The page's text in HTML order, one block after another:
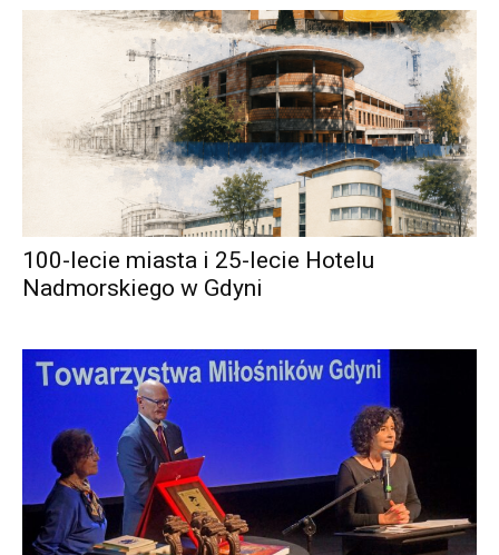
100-lecie miasta i 25-lecie Hotelu
Nadmorskiego w Gdyni